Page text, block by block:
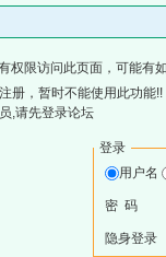
权限访问此页面，可能有
册，暂时不能使用此功能!!
,请先登录论坛
登录
用户名
密 码
隐身登录